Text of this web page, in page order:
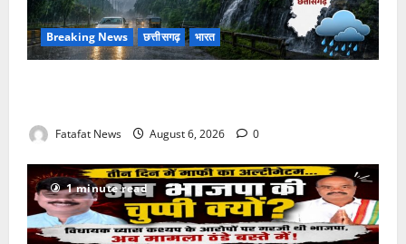
Breaking News छत्तीसगढ़ भारत
Fatafat News August 6, 2026 0
1 minute read